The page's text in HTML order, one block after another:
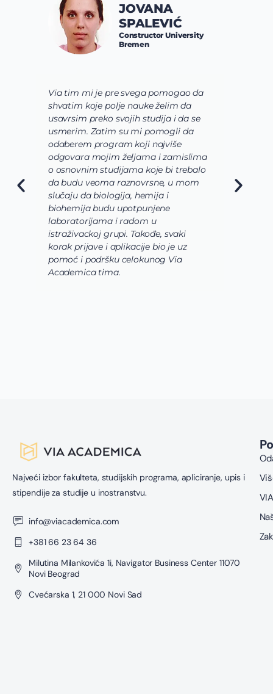
Via tim mi je pre svega pomogao da
shvatim koje polje nauke želim da
usavrsim preko svojih studija i da se
usmerim. Zatim su mi pomogli da
odaberem program koji najviše
odgovara mojim željama i zamislima
o osnovnim studijama koje bi trebalo
da budu veoma raznovrsne, u mom
slučaju da biologija, hemija i
biohemija budu upotpunjene
laboratorijama i radom u
istraživackoj grupi. Takođe, svaki
korak prijave i aplikacije bio je uz
pomoć i podršku celokunog Via
Academica tima.
JOVANA
SPALEVIĆ
Constructor University
Bremen
Najveći izbor fakulteta, studijskih programa, apliciranje, upis i
stipendije za studije u inostranstvu.
info@viacademica.com
+381 66 23 64 36
Milutina Milankovića 1i, Navigator Business Center 11070
Novi Beograd
Cvećarska 1, 21 000 Novi Sad